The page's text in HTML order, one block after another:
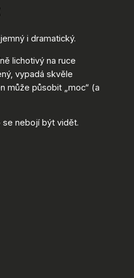
i dramatický.
lichotivý na ruce
vypadá skvěle
může působit „moc“ (a
nebojí být vidět.